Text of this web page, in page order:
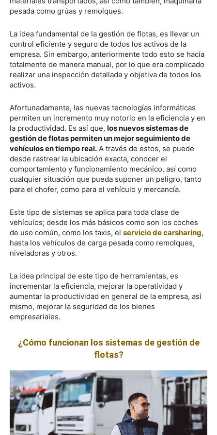
pesada como grúas y remolques.
La idea fundamental de la gestión de flotas, es llevar un
control eficiente y seguro de todos los activos de la
empresa. Sin embargo, anteriormente todo esto se hacía
totalmente de manera manual, por lo que era complicado
realizar una inspección detallada y objetiva de todos los
activos.
Afortunadamente, las nuevas tecnologías informáticas
permiten un incremento muy notorio en la eficiencia y en
la productividad. Es así que, los nuevos sistemas de
gestión de flotas permiten un mejor seguimiento de
vehículos en tiempo real. A través de estos, se puede
desde rastrear la ubicación exacta, conocer el
comportamiento y funcionamiento mecánico, así como
cualquier situación que pueda suponer un peligro, tanto
para el chofer, como para el vehículo y mercancía.
Este tipo de sistemas se aplica para toda clase de
vehículos; desde los más básicos como son los coches
de uso común, como los taxis, el servicio de carsharing,
hasta los vehículos de carga pesada como remolques,
niveladoras y otros.
La idea principal de este tipo de herramientas, es
incrementar la eficiencia, mejorar la operatividad y
aumentar la productividad en general de la empresa, así
mismo, mejorar la seguridad de los bienes
empresariales.
¿Cómo funcionan los sistemas de gestión de
flotas?